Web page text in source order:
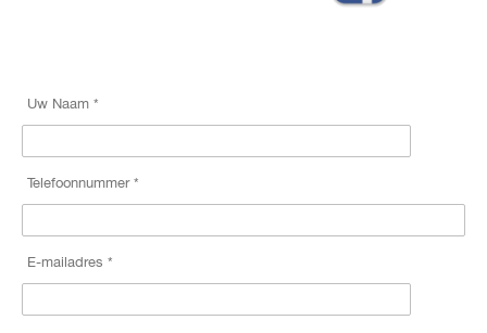
Uw Naam *
Telefoonnummer *
E-mailadres *